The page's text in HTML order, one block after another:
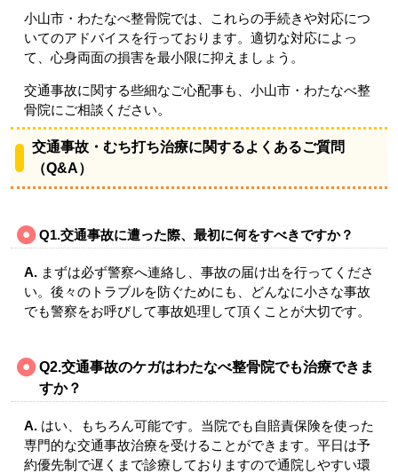
小山市・わたなべ整骨院では、これらの手続きや対応につ
いてのアドバイスを行っております。適切な対応によっ
て、心身両面の損害を最小限に抑えましょう。
交通事故に関する些細なご心配事も、小山市・わたなべ整
骨院にご相談ください。
交通事故・むち打ち治療に関するよくあるご質問
（Q&A）
Q1.交通事故に遭った際、最初に何をすべきですか？
A. まずは必ず警察へ連絡し、事故の届け出を行ってくださ
い。後々のトラブルを防ぐためにも、どんなに小さな事故
でも警察をお呼びして事故処理して頂くことが大切です。
Q2.交通事故のケガはわたなべ整骨院でも治療できま
すか？
A. はい、もちろん可能です。当院でも自賠責保険を使った
専門的な交通事故治療を受けることができます。平日は予
約優先制で遅くまで診療しておりますので通院しやすい環